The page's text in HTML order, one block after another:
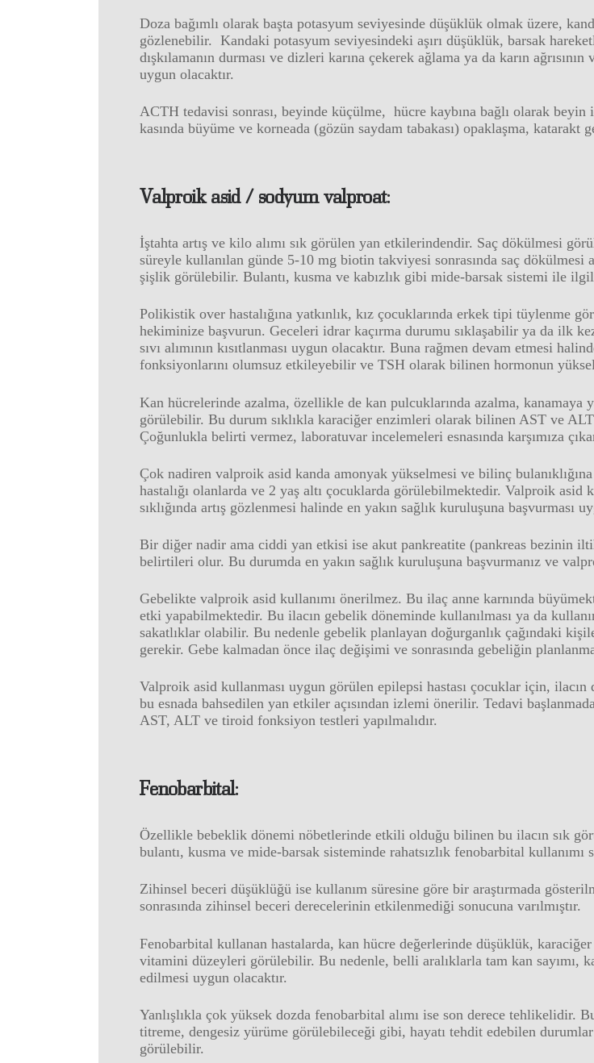
Doza bağımlı olarak başta potasyum seviyesinde düşüklük olmak üzere,
gözlenebilir. Kandaki potasyum seviyesindeki aşırı düşüklük, barsak
dışkılamanın durması ve dizleri karına çekerek ağlama ya da karın
uygun olacaktır.
ACTH tedavisi sonrası, beyinde küçülme, hücre kaybına bağlı olarak
kasında büyüme ve korneada (gözün saydam tabakası) opaklaşma,
Valproik asid / sodyum valproat:
İştahta artış ve kilo alımı sık görülen yan etkilerindendir. Saç dökülmesi
süreyle kullanılan günde 5-10 mg biotin takviyesi sonrasında saç
şişlik görülebilir. Bulantı, kusma ve kabızlık gibi mide-barsak sistemi ile
Polikistik over hastalığına yatkınlık, kız çocuklarında erkek tipi tüylenme
hekiminize başvurun. Geceleri idrar kaçırma durumu sıklaşabilir ya da ilk
sıvı alımının kısıtlanması uygun olacaktır. Buna rağmen devam etmesi
fonksiyonlarını olumsuz etkileyebilir ve TSH olarak bilinen hormonun
Kan hücrelerinde azalma, özellikle de kan pulcuklarında azalma, kanamaya
görülebilir. Bu durum sıklıkla karaciğer enzimleri olarak bilinen AST ve
Çoğunlukla belirti vermez, laboratuvar incelemeleri esnasında karşımıza
Çok nadiren valproik asid kanda amonyak yükselmesi ve bilinç
hastalığı olanlarda ve 2 yaş altı çocuklarda görülebilmektedir. Valproik
sıklığında artış gözlenmesi halinde en yakın sağlık kuruluşuna başvurması
Bir diğer nadir ama ciddi yan etkisi ise akut pankreatite (pankreas bezinin
belirtileri olur. Bu durumda en yakın sağlık kuruluşuna başvurmanız ve
Gebelikte valproik asid kullanımı önerilmez. Bu ilaç anne karnında
etki yapabilmektedir. Bu ilacın gebelik döneminde kullanılması ya da
sakatlıklar olabilir. Bu nedenle gebelik planlayan doğurganlık çağındaki
gerekir. Gebe kalmadan önce ilaç değişimi ve sonrasında gebeliğin
Valproik asid kullanması uygun görülen epilepsi hastası çocuklar için, ilacın
bu esnada bahsedilen yan etkiler açısından izlemi önerilir. Tedavi
AST, ALT ve tiroid fonksiyon testleri yapılmalıdır.
Fenobarbital:
Özellikle bebeklik dönemi nöbetlerinde etkili olduğu bilinen bu ilacın sık
bulantı, kusma ve mide-barsak sisteminde rahatsızlık fenobarbital kullanımı
Zihinsel beceri düşüklüğü ise kullanım süresine göre bir araştırmada
sonrasında zihinsel beceri derecelerinin etkilenmediği sonucuna varılmıştır.
Fenobarbital kullanan hastalarda, kan hücre değerlerinde düşüklük,
vitamini düzeyleri görülebilir. Bu nedenle, belli aralıklarla tam kan
edilmesi uygun olacaktır.
Yanlışlıkla çok yüksek dozda fenobarbital alımı ise son derece tehlikelidir.
titreme, dengesiz yürüme görülebileceği gibi, hayatı tehdit edebilen
görülebilir.